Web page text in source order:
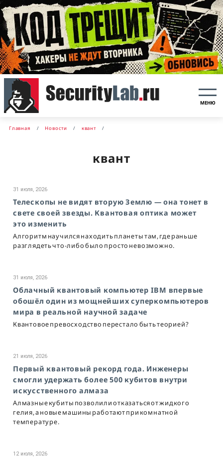
МЕНЮ
Главная Новости квант
квант
31 июля, 2026
Телескопы не видят вторую Землю — она тонет в
свете своей звезды. Квантовая оптика может
это изменить
Алгоритм научился находить планеты там, где раньше
разглядеть что-либо было просто невозможно.
31 июля, 2026
Облачный квантовый компьютер IBM впервые
обошёл один из мощнейших суперкомпьютеров
мира в реальной научной задаче
Квантовое превосходство перестало быть теорией?
21 июля, 2026
Первый квантовый рекорд года. Инженеры
смогли удержать более 500 кубитов внутри
искусственного алмаза
Алмазные кубиты позволили отказаться от жидкого
гелия, а новые машины работают при комнатной
температуре.
12 июля, 2026